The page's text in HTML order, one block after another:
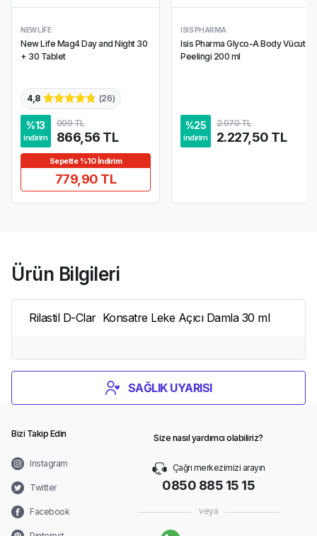
NEW LIFE
New Life Mag4 Day and Night 30
+ 30 Tablet
4,8 (26)
%13
indirim
999 TL
866,56 TL
Sepette %10 İndirim
779,90 TL
ISIS PHARMA
Isis Pharma Glyco-A Body Vücut
Peelingi 200 ml
%25
indirim
2.970 TL
2.227,50 TL
Ürün Bilgileri
Rilastil D-Clar Konsatre Leke Açıcı Damla 30 ml
SAĞLIK UYARISI
Bizi Takip Edin
Instagram
Twitter
Facebook
Size nasıl yardımcı olabiliriz?
Çağrı merkezimizi arayın
0850 885 15 15
veya